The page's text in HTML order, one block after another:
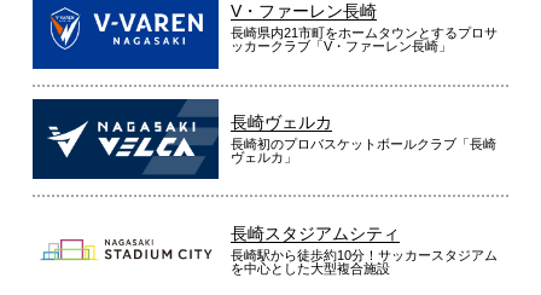
V・ファーレン長崎
長崎県内21市町をホームタウンとするプロサ
ッカークラブ「V・ファーレン長崎」
長崎ヴェルカ
長崎初のプロバスケットボールクラブ「長崎
ヴェルカ」
長崎スタジアムシティ
長崎駅から徒歩約10分！サッカースタジアム
を中心とした大型複合施設